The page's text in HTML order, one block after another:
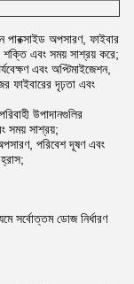
পারক্সাইড অপসারণ, ফাইবার
শক্তি এবং সময় সাশ্রয় করে;
এবং অপ্টিমাইজেশন,
ফাইবারের দৃঢ়তা এবং
উপাদানগুলির
সময় সাশ্রয়;
পরিবেশ দূষণ এবং
সর্বোত্তম ডোজ নির্ধারণ